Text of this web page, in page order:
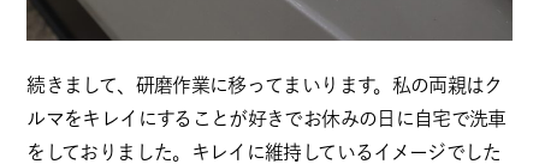
続きまして、研磨作業に移ってまいります。私の両親はク
ルマをキレイにすることが好きでお休みの日に自宅で洗車
をしておりました。キレイに維持しているイメージでした